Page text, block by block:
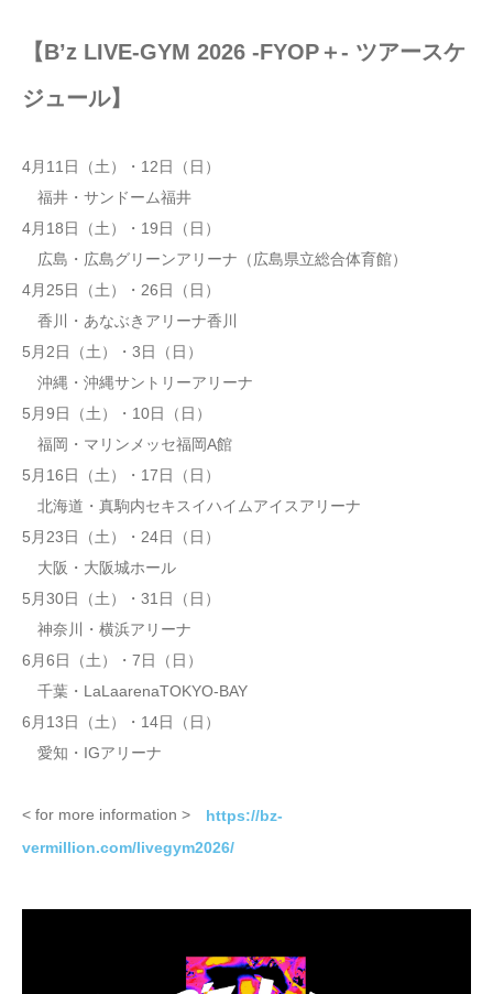
【B’z LIVE-GYM 2026 -FYOP＋- ツアースケ
ジュール】
4月11日（土）・12日（日）
福井・サンドーム福井
4月18日（土）・19日（日）
広島・広島グリーンアリーナ（広島県立総合体育館）
4月25日（土）・26日（日）
香川・あなぶきアリーナ香川
5月2日（土）・3日（日）
沖縄・沖縄サントリーアリーナ
5月9日（土）・10日（日）
福岡・マリンメッセ福岡A館
5月16日（土）・17日（日）
北海道・真駒内セキスイハイムアイスアリーナ
5月23日（土）・24日（日）
大阪・大阪城ホール
5月30日（土）・31日（日）
神奈川・横浜アリーナ
6月6日（土）・7日（日）
千葉・LaLaarenaTOKYO-BAY
6月13日（土）・14日（日）
愛知・IGアリーナ
< for more information > https://bz-
vermillion.com/livegym2026/